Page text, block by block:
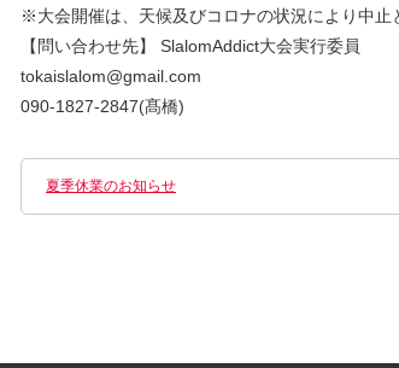
※大会開催は、天候及びコロナの状況により中止
【問い合わせ先】 SlalomAddict大会実⾏委員
tokaislalom@gmail.com
090-1827-2847(髙橋)
夏季休業のお知らせ